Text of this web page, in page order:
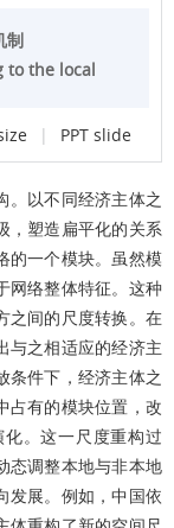
制
to the local
| PPT slide
以不同经济主体之
，塑造扁平化的关系
的一个模块。虽然模
网络整体特征。这种
之间的尺度转换。在
与之相适应的经济主
条件下，经济主体之
占有的模块位置，改
。这一尺度重构过
态调整本地与非本地
发展。例如，中国依